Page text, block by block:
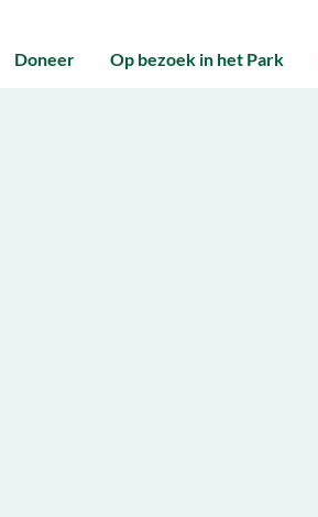
Doneer Op bezoek in het Park